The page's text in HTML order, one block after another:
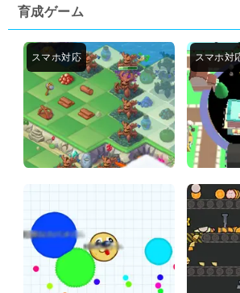
育成ゲーム